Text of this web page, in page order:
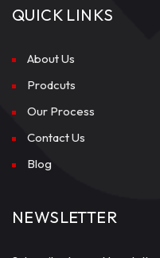
QUICK LINKS
About Us
Prodcuts
Our Process
Contact Us
Blog
NEWSLETTER